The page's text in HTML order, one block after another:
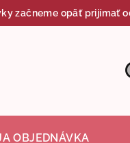
začneme opäť prijímať
OBJEDNÁVKA